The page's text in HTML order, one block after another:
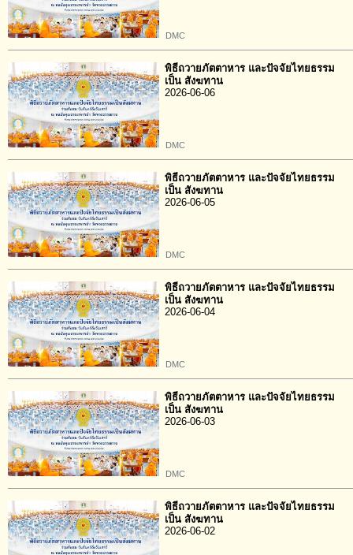
DMC
พิธีถวายภัตตาหาร และปัจจัยไทยธรรม
เป็น สังฆทาน
2026-06-06
DMC
พิธีถวายภัตตาหาร และปัจจัยไทยธรรม
เป็น สังฆทาน
2026-06-05
DMC
พิธีถวายภัตตาหาร และปัจจัยไทยธรรม
เป็น สังฆทาน
2026-06-04
DMC
พิธีถวายภัตตาหาร และปัจจัยไทยธรรม
เป็น สังฆทาน
2026-06-03
DMC
พิธีถวายภัตตาหาร และปัจจัยไทยธรรม
เป็น สังฆทาน
2026-06-02